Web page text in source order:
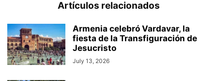
Artículos relacionados
Armenia celebró Vardavar, la
fiesta de la Transfiguración de
Jesucristo
July 13, 2026